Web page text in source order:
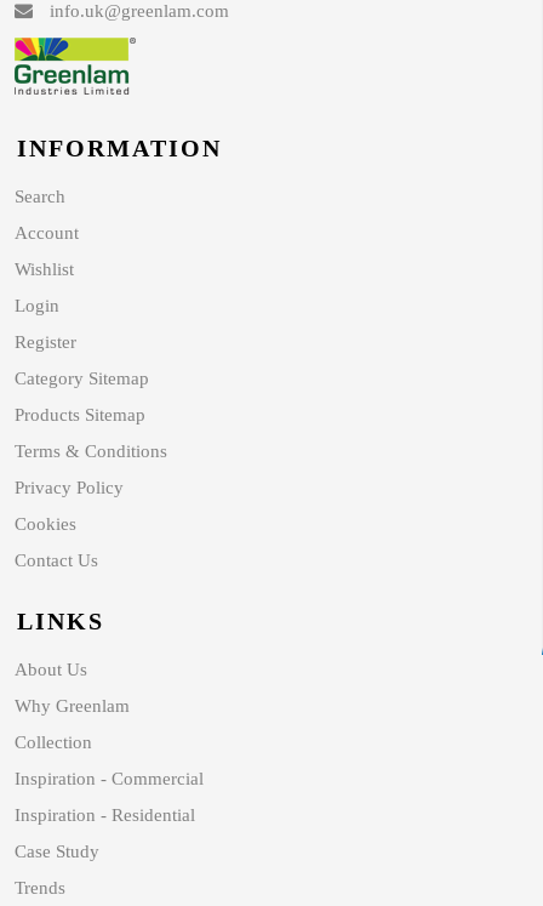
info.uk@greenlam.com
INFORMATION
Search
Account
Wishlist
Login
Register
Category Sitemap
Products Sitemap
Terms & Conditions
Privacy Policy
Cookies
Contact Us
LINKS
About Us
Why Greenlam
Collection
Inspiration - Commercial
Inspiration - Residential
Case Study
Trends